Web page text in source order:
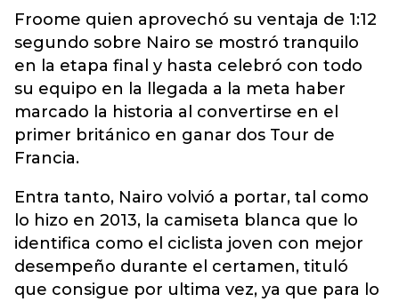
Froome quien aprovechó su ventaja de 1:12
segundo sobre Nairo se mostró tranquilo
en la etapa final y hasta celebró con todo
su equipo en la llegada a la meta haber
marcado la historia al convertirse en el
primer británico en ganar dos Tour de
Francia.
Entra tanto, Nairo volvió a portar, tal como
lo hizo en 2013, la camiseta blanca que lo
identifica como el ciclista joven con mejor
desempeño durante el certamen, tituló
que consigue por ultima vez, ya que para lo